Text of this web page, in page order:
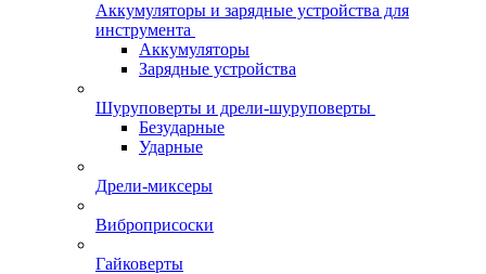
Аккумуляторы и зарядные устройства для
инструмента
Аккумуляторы
Зарядные устройства
Шуруповерты и дрели-шуруповерты
Безударные
Ударные
Дрели-миксеры
Виброприсоски
Гайковерты